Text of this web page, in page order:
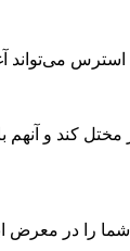
استرس
کند و آنهم
در معرض